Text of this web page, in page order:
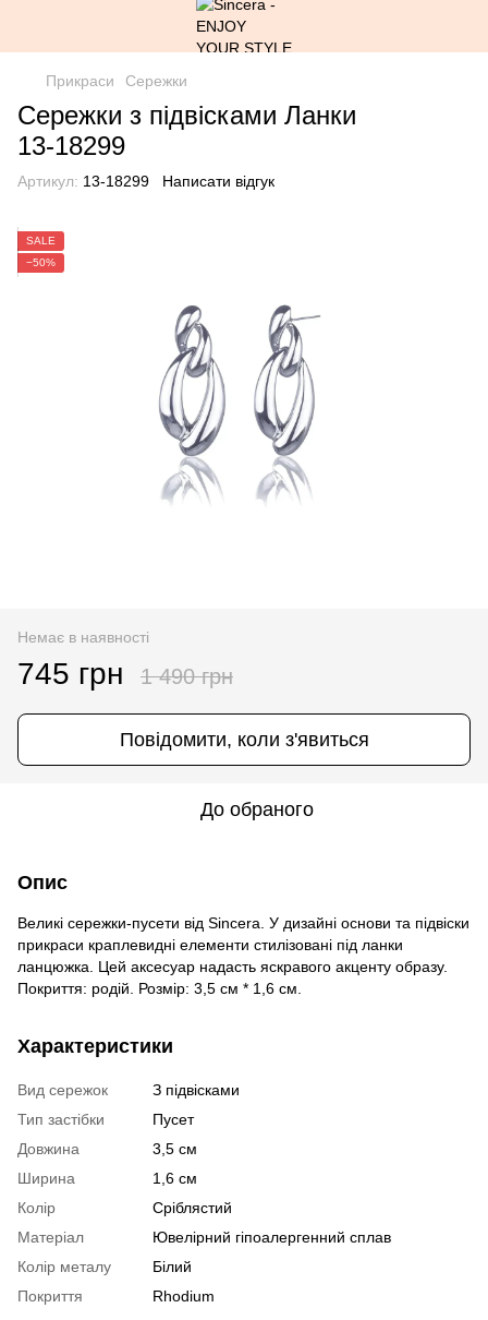
Прикраси Сережки
Сережки з підвісками Ланки
13-18299
Артикул: 13-18299 Написати відгук
SALE
−50%
Немає в наявності
745 грн 1 490 грн
Повідомити, коли з'явиться
До обраного
Опис
Великі сережки-пусети від Sincera. У дизайні основи та підвіски
прикраси краплевидні елементи стилізовані під ланки
ланцюжка. Цей аксесуар надасть яскравого акценту образу.
Покриття: родій. Розмір: 3,5 см * 1,6 см.
Характеристики
Вид сережок
З підвісками
Тип застібки
Пусет
Довжина
3,5 см
Ширина
1,6 см
Колір
Сріблястий
Матеріал
Ювелірний гіпоалергенний сплав
Колір металу
Білий
Покриття
Rhodium